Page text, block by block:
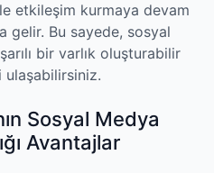
etkileşim kurmaya devam
gelir. Bu sayede, sosyal
bir varlık oluşturabilir
Sosyal Medya
Avantajlar